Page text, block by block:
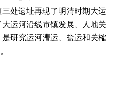
处遗址再现了明清时期大运
运河沿线市镇发展、人地关
研究运河漕运、盐运和关榷